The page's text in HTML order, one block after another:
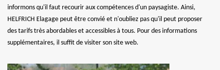
informons qu'il faut recourir aux compétences d'un paysagiste. Ainsi,
HELFRICH Elagage peut être convié et n'oubliez pas qu'il peut proposer
des tarifs très abordables et accessibles à tous. Pour des informations
supplémentaires, il suffit de visiter son site web.